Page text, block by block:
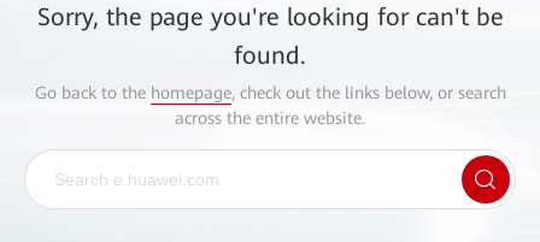
Sorry, the page you're looking for can't be
found.
Go back to the homepage, check out the links below, or search
across the entire website.